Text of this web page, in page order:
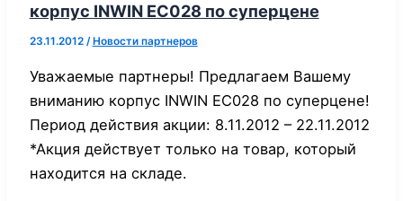
корпус INWIN EC028 по суперцене
23.11.2012 / Новости партнеров
Уважаемые партнеры! Предлагаем Вашему
вниманию корпус INWIN EC028 по суперцене!
Период действия акции: 8.11.2012 – 22.11.2012
*Акция действует только на товар, который
находится на складе.